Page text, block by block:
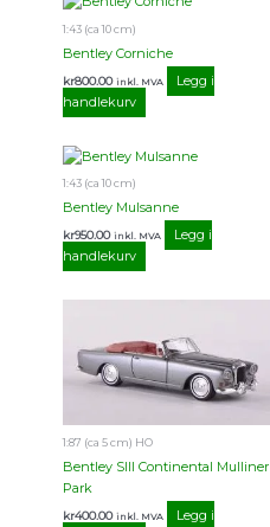
1:43 (ca 10 cm)
Bentley Corniche
kr800.00 inkl. MVA
Legg i
handlekurv
1:43 (ca 10 cm)
Bentley Mulsanne
kr950.00 inkl. MVA
Legg i
handlekurv
1:87 (ca 5 cm) HO
Bentley SIII Continental Mulliner
Park
kr400.00 inkl. MVA
Legg i